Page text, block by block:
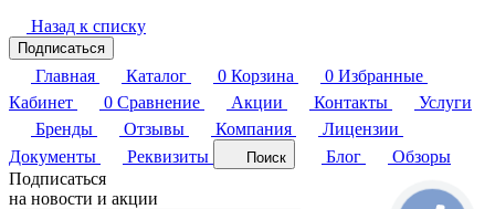
Назад к списку
Подписаться
Главная Каталог 0 Корзина 0 Избранные
Кабинет
0 Сравнение Акции Контакты
Услуги
Бренды
Отзывы Компания
Лицензии
Документы
Реквизиты Поиск Блог
Обзоры
Подписаться
на новости и акции